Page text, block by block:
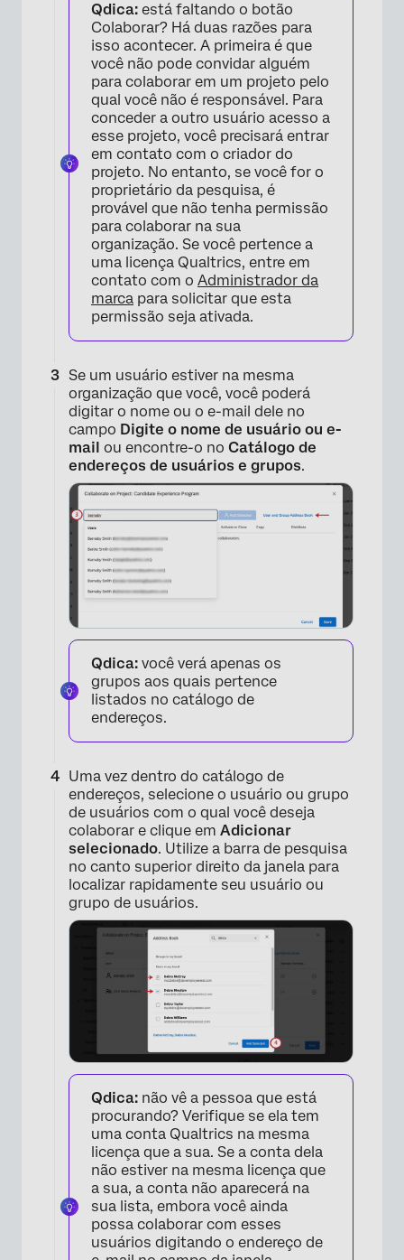
×
Qdica: está faltando o botão
Colaborar? Há duas razões para
isso acontecer. A primeira é que
você não pode convidar alguém
para colaborar em um projeto pelo
qual você não é responsável. Para
conceder a outro usuário acesso a
esse projeto, você precisará entrar
em contato com o criador do
projeto. No entanto, se você for o
proprietário da pesquisa, é
provável que não tenha permissão
para colaborar na sua
organização. Se você pertence a
uma licença Qualtrics, entre em
contato com o Administrador da
marca para solicitar que esta
permissão seja ativada.
Se um usuário estiver na mesma
organização que você, você poderá
digitar o nome ou o e-mail dele no
campo Digite o nome de usuário ou e-
mail ou encontre-o no Catálogo de
endereços de usuários e grupos.
Qdica: você verá apenas os
grupos aos quais pertence
listados no catálogo de
endereços.
Uma vez dentro do catálogo de
endereços, selecione o usuário ou grupo
de usuários com o qual você deseja
colaborar e clique em Adicionar
selecionado. Utilize a barra de pesquisa
no canto superior direito da janela para
localizar rapidamente seu usuário ou
grupo de usuários.
Qdica: não vê a pessoa que está
procurando? Verifique se ela tem
uma conta Qualtrics na mesma
licença que a sua. Se a conta dela
não estiver na mesma licença que
a sua, a conta não aparecerá na
sua lista, embora você ainda
possa colaborar com esses
usuários digitando o endereço de